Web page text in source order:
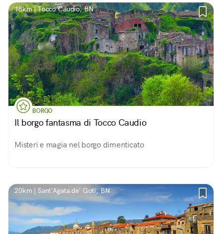
18km | Tocco Caudio, BN
BORGO
Il borgo fantasma di Tocco Caudio
Misteri e magia nel borgo dimenticato
20km | Sant'Agata de' Goti, BN